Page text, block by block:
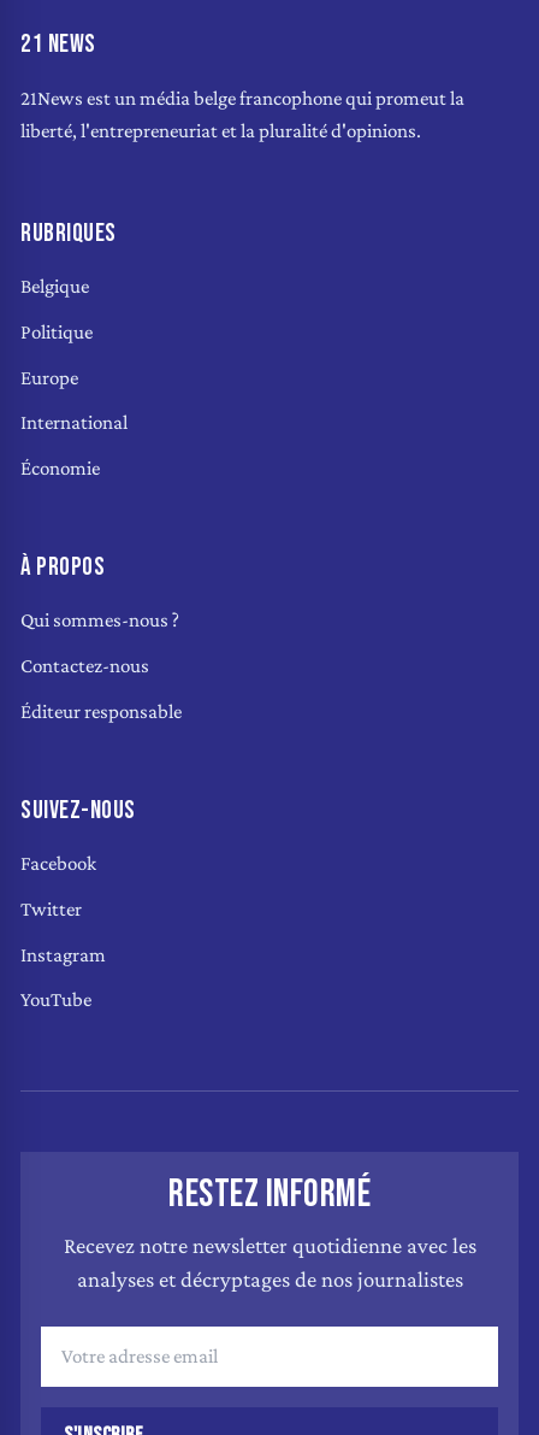
21 NEWS
21News est un média belge francophone qui promeut la
liberté, l'entrepreneuriat et la pluralité d'opinions.
RUBRIQUES
Belgique
Politique
Europe
International
Économie
À PROPOS
Qui sommes-nous ?
Contactez-nous
Éditeur responsable
SUIVEZ-NOUS
Facebook
Twitter
Instagram
YouTube
RESTEZ INFORMÉ
Recevez notre newsletter quotidienne avec les
analyses et décryptages de nos journalistes